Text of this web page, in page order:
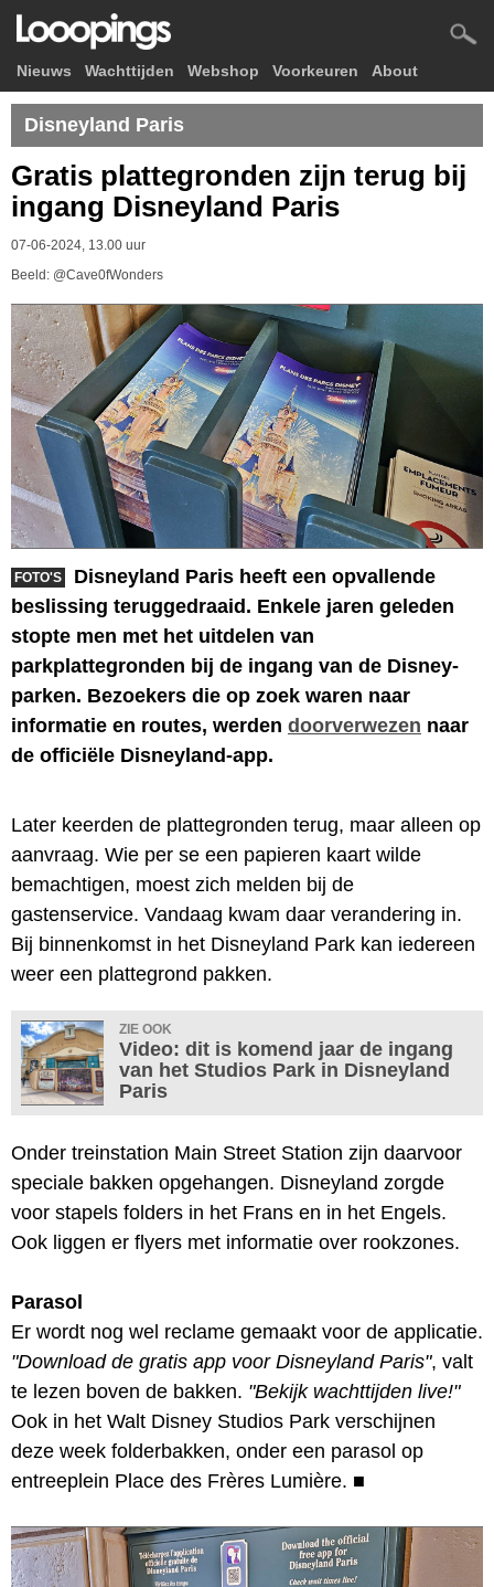
Nieuws Wachttijden Webshop Voorkeuren About
Disneyland Paris
Gratis plattegronden zijn terug bij
ingang Disneyland Paris
07-06-2024, 13.00 uur
Beeld: @Cave0fWonders
FOTO'S
Disneyland Paris heeft een opvallende
beslissing teruggedraaid. Enkele jaren geleden
stopte men met het uitdelen van
parkplattegronden bij de ingang van de Disney-
parken. Bezoekers die op zoek waren naar
informatie en routes, werden doorverwezen naar
de officiële Disneyland-app.
Later keerden de plattegronden terug, maar alleen op
aanvraag. Wie per se een papieren kaart wilde
bemachtigen, moest zich melden bij de
gastenservice. Vandaag kwam daar verandering in.
Bij binnenkomst in het Disneyland Park kan iedereen
weer een plattegrond pakken.
ZIE OOK
Video: dit is komend jaar de ingang
van het Studios Park in Disneyland
Paris
Onder treinstation Main Street Station zijn daarvoor
speciale bakken opgehangen. Disneyland zorgde
voor stapels folders in het Frans en in het Engels.
Ook liggen er flyers met informatie over rookzones.
Parasol
Er wordt nog wel reclame gemaakt voor de applicatie.
"Download de gratis app voor Disneyland Paris", valt
te lezen boven de bakken. "Bekijk wachttijden live!"
Ook in het Walt Disney Studios Park verschijnen
deze week folderbakken, onder een parasol op
entreeplein Place des Frères Lumière. ■